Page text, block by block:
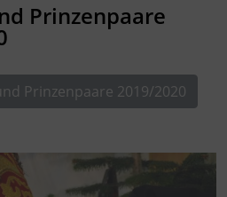
Prinzenpaare
Prinzenpaare 2019/2020